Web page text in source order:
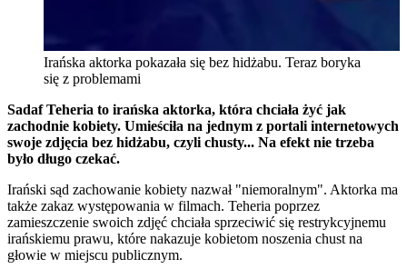
Irańska aktorka pokazała się bez hidżabu. Teraz boryka
się z problemami
Sadaf Teheria to irańska aktorka, która chciała żyć jak
zachodnie kobiety. Umieściła na jednym z portali internetowych
swoje zdjęcia bez hidżabu, czyli chusty... Na efekt nie trzeba
było długo czekać.
Irański sąd zachowanie kobiety nazwał "niemoralnym". Aktorka ma
także zakaz występowania w filmach. Teheria poprzez
zamieszczenie swoich zdjęć chciała sprzeciwić się restrykcyjnemu
irańskiemu prawu, które nakazuje kobietom noszenia chust na
głowie w miejscu publicznym.